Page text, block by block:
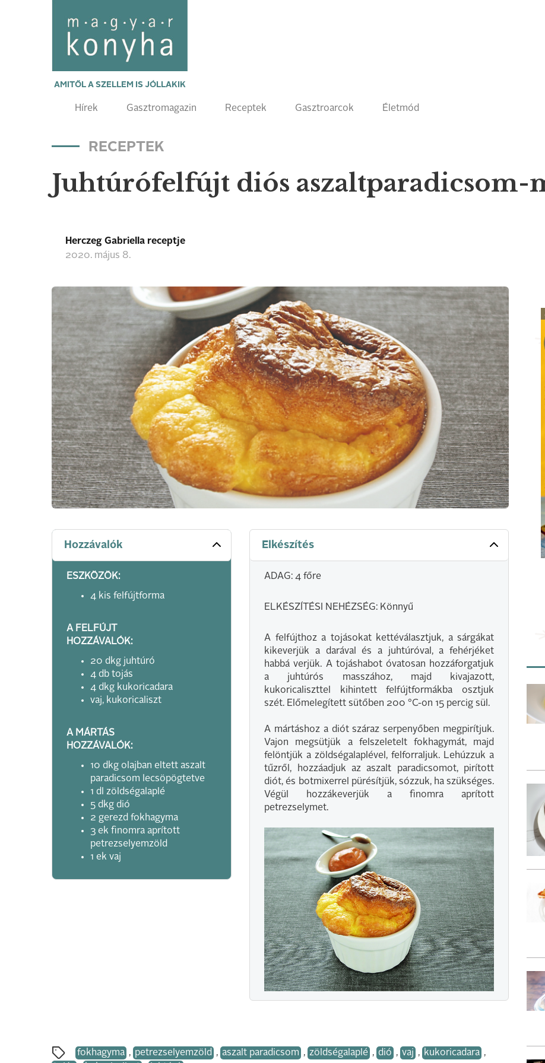
AMITŐL A SZELLEM IS JÓLLAKIK
Hírek Gasztromagazin Receptek Gasztroarcok Életmód
RECEPTEK
Juhtúrófelfújt diós aszaltparadicsom-
Herczeg Gabriella receptje
2020. május 8.
Hozzávalók
ESZKÖZÖK:
4 kis felfújtforma
A FELFÚJT
HOZZÁVALÓK:
20 dkg juhtúró
4 db tojás
4 dkg kukoricadara
vaj, kukoricaliszt
A MÁRTÁS
HOZZÁVALÓK:
10 dkg olajban eltett aszalt
paradicsom lecsöpögtetve
1 dl zöldségalaplé
5 dkg dió
2 gerezd fokhagyma
3 ek finomra aprított
petrezselyemzöld
1 ek vaj
Elkészítés
ADAG: 4 főre
ELKÉSZÍTÉSI NEHÉZSÉG: Könnyű
A felfújthoz a tojásokat kettéválasztjuk, a sárgákat
kikeverjük a darával és a juhtúróval, a fehérjéket
habbá verjük. A tojáshabot óvatosan hozzáforgatjuk
a juhtúrós masszához, majd kivajazott,
kukoricaliszttel kihintett felfújtformákba osztjuk
szét. Előmelegített sütőben 200 °C-on 15 percig sül.
A mártáshoz a diót száraz serpenyőben megpirítjuk.
Vajon megsütjük a felszeletelt fokhagymát, majd
felöntjük a zöldségalaplével, felforraljuk. Lehúzzuk a
tűzről, hozzáadjuk az aszalt paradicsomot, pirított
diót, és botmixerrel pürésítjük, sózzuk, ha szükséges.
Végül hozzákeverjük a finomra aprított
petrezselymet.
fokhagyma , petrezselyemzöld , aszalt paradicsom , zöldségalaplé , dió , vaj , kukoricadara ,